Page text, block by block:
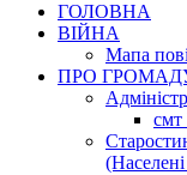
ГОЛОВНА
ВІЙНА
Мапа
ПРО
смт